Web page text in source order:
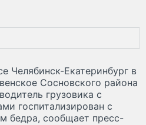
Челябинск-Екатеринбург в
Сосновского района
грузовика с
госпитализирован с
бедра, сообщает пресс-